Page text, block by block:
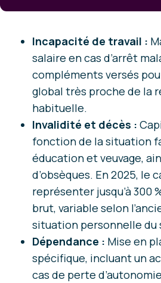
Incapacité de travail :
salaire en cas d’arrêt
compléments versés
global très proche de la
habituelle.
Invalidité et décès :
fonction de la situation
éducation et veuvage,
d’obsèques. En 2025, le
représenter jusqu’à 300
brut, variable selon
situation personnelle du
Dépendance : Mise en
spécifique, incluant un
cas de perte